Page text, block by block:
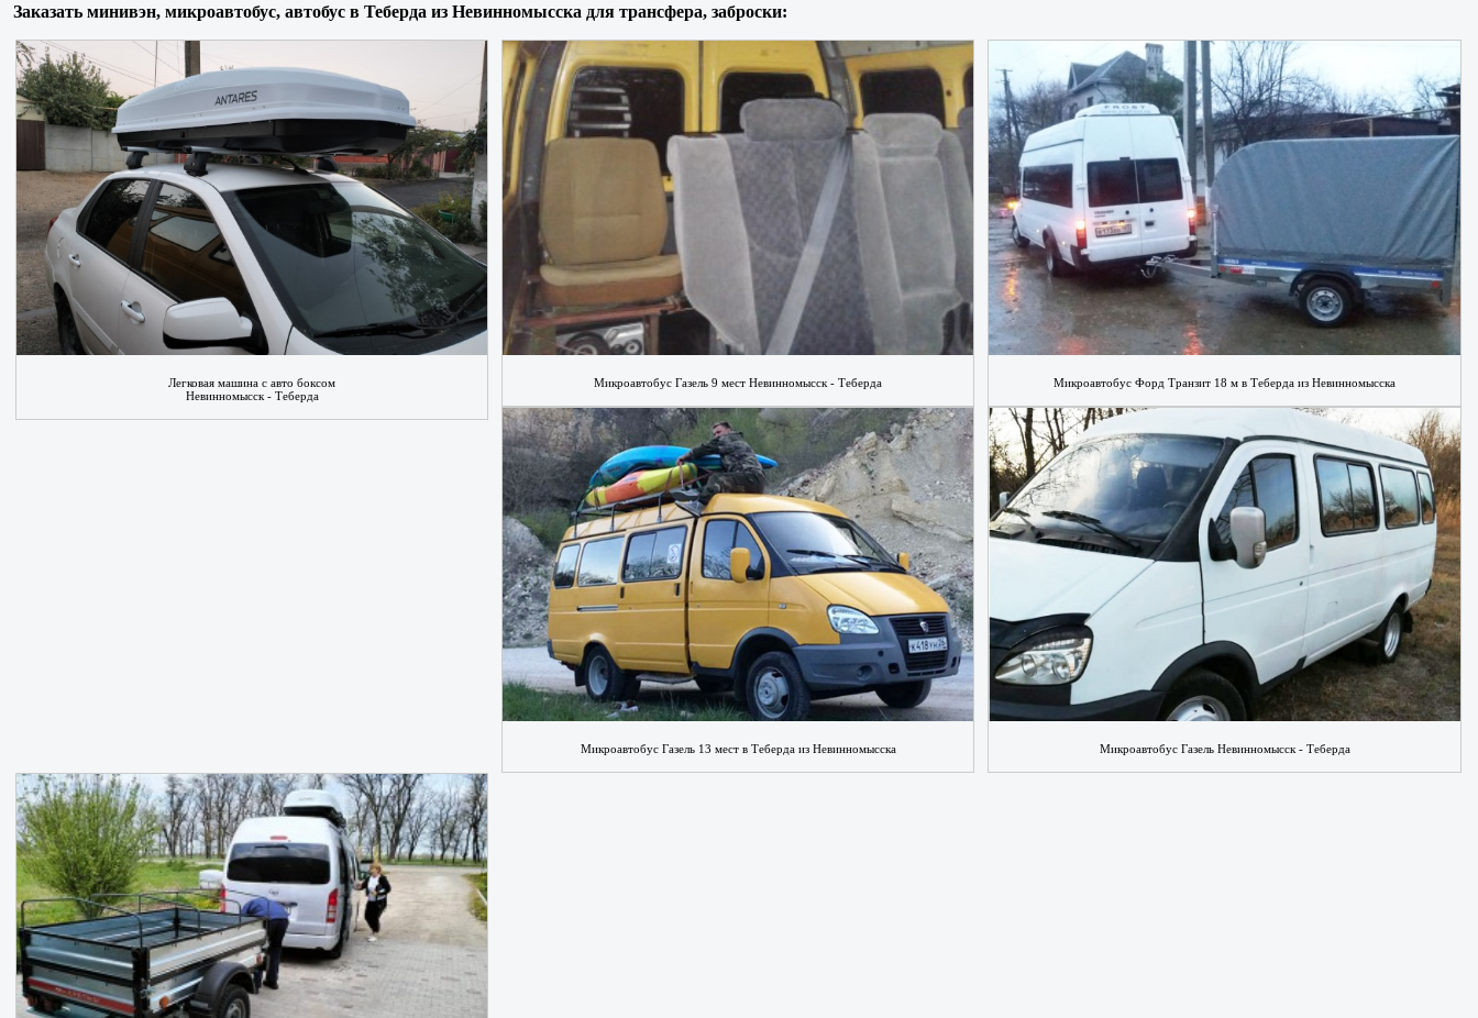
Заказать минивэн, микроавтобус, автобус в Теберда из Невинномысска для трансфера, заброски:
Легковая машина с авто боксом
Невинномысск - Теберда
Микроавтобус Газель 9 мест Невинномысск - Теберда Микроавтобус Форд Транзит 18 м в Теберда из Невинномысска
Микроавтобус Газель 13 мест в Теберда из Невинномысска Микроавтобус Газель Невинномысск - Теберда